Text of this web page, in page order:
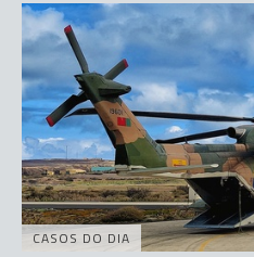
CASOS DO DIA